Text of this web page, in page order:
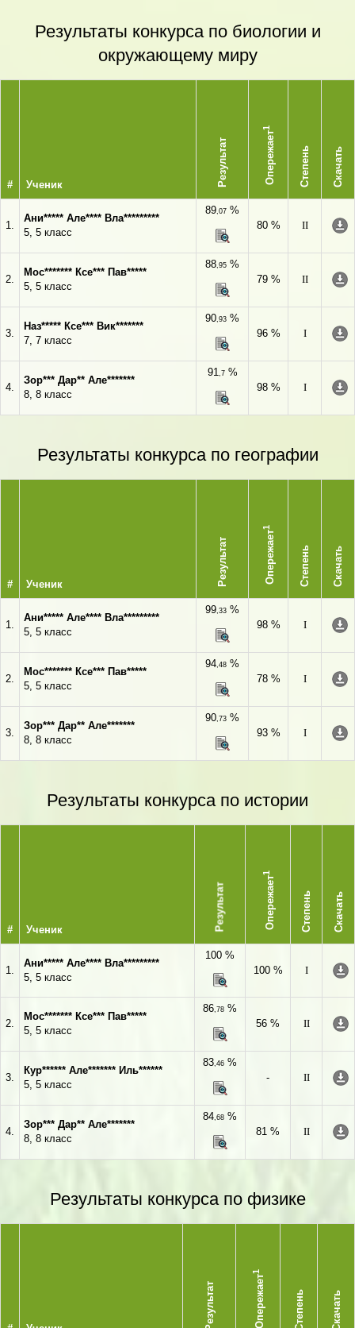
Результаты конкурса по биологии и
окружающему миру
# Ученик Результат Опережает
1
Степень Скачать
1.
Ани***** Але**** Вла*********
5, 5 класс
89,07 %
80 %
II
2.
Мос******* Ксе*** Пав*****
5, 5 класс
88,95 %
79 %
II
3.
Наз***** Ксе*** Вик*******
7, 7 класс
90,93 %
96 %
I
4.
Зор*** Дар** Але*******
8, 8 класс
91,7%
98 %
I
Результаты конкурса по географии
# Ученик Результат Опережает
1
Степень Скачать
1.
Ани***** Але**** Вла*********
5, 5 класс
99,33 %
98 %
I
2.
Мос******* Ксе*** Пав*****
5, 5 класс
94,48 %
78 %
I
3.
Зор*** Дар** Але*******
8, 8 класс
90,73 %
93 %
I
Результаты конкурса по истории
# Ученик Результат Опережает
1
Степень Скачать
1.
Ани***** Але**** Вла*********
5, 5 класс
100 %
100 %
I
2.
Мос******* Ксе*** Пав*****
5, 5 класс
86,78 %
56 %
II
3.
Кур****** Але******* Иль******
5, 5 класс
83,46 %
-
II
4.
Зор*** Дар** Але*******
8, 8 класс
84,68 %
81 %
II
Результаты конкурса по физике
Результат Опережает
1
Степень Скачать